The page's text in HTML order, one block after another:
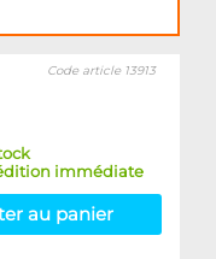
Code article 13913
immédiate
au panier